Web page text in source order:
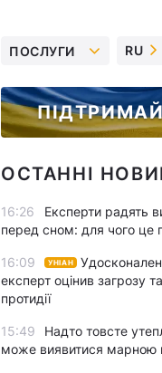
ПОСЛУГИ RU
ОСТАННІ
16:26
Експерти радять
перед сном: для чого це
16:09 УНІАН
експерт оцінив загрозу
протидії
15:49
Надто товсте
може виявитися марною